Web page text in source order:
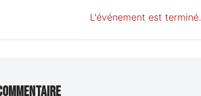
L'événement est terminé.